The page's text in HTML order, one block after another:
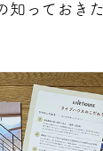
知っておき